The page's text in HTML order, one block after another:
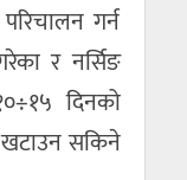
गर्न
र नर्सिङ
दिनको
खटाउन सकिने